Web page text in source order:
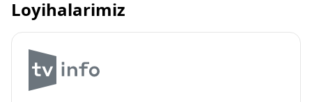
Loyihalarimiz